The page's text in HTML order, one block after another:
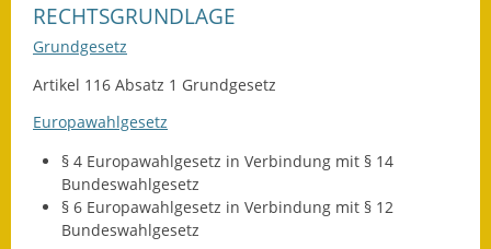
Gerätehütten
RECHTSGRUNDLAGE
Grundgesetz
Artikel 116 Absatz 1 Grundgesetz
Europawahlgesetz
§ 4 Europawahlgesetz in Verbindung mit § 14
Bundeswahlgesetz
§ 6 Europawahlgesetz in Verbindung mit § 12
Bundeswahlgesetz